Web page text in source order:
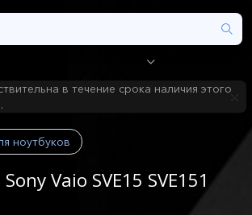
в течение срока наличия этого
ноутбуков
Vaio SVE15 SVE151